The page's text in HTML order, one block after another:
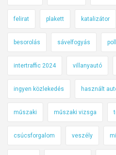
felirat plakett katalizátor
besorolás sávelfogyás
intertraffic 2024 villanyautó
ingyen közlekedés használt
műszaki műszaki vizsga
csúcsforgalom veszély